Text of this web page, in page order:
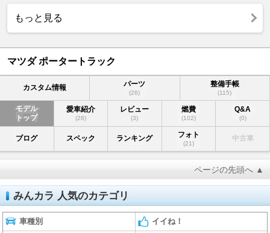
もっと見る
マツダ ポータートラック
カスタム情報 パーツ
(26)
整備手帳
(115)
モデル
トップ
愛車紹介
(28)
レビュー
(3)
燃費
(102)
Q&A
(0)
ブログ スペック ランキング フォト
(21)
中古車
ページの先頭へ ▲
みんカラ 人気のカテゴリ
車種別 イイね！